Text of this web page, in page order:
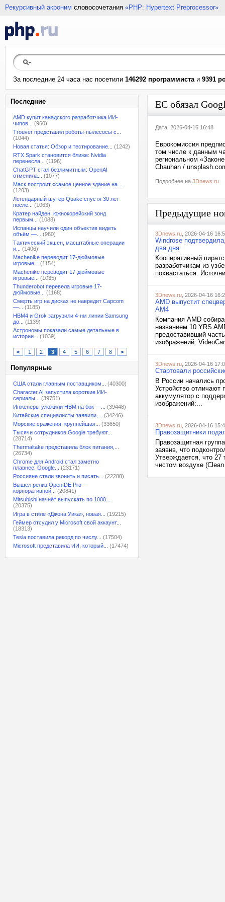
Рекурсивный акроним словосочетания «PHP: Hypertext Preprocessor»
За последние 24 часа нас посетили 146292 программистаи 9391
Последние
AMD купит канадского разработчика ИИ-
чипов...
(960)
Trouver представил роботы-пылесосы с...
(1044)
Новая статья: Обзор и тестирование...
(1242)
RTX Spark становится ближе: Nvidia
перенесла...
(1196)
ChatGPT стал безлимитным: OpenAI
отменила...
(1077)
Маск построит «самое ценное здание на...
(1203)
Легендарный шутер Quake спустя 30 лет
после...
(1063)
Кратер найден: южнокорейский зонд
первым...
(1088)
Испанцы научили один объектив видеть
объём —...
(980)
Тактический экшен, масштабные операции
и...
(1406)
Machenike переводит 17-дюймовые
игровые...
(1154)
Machenike переводит 17-дюймовые
игровые...
(1035)
Thunderobot перевела игровые 17-
дюймовые...
(1168)
Смерть игр на дисках не навредит Capcom
—...
(1185)
HBM4 и Grok загрузили 4-нм линии Samsung
до...
(1139)
Астрономы показали самые детальные в
истории...
(1039)
< 1 2 3 4 5 6 7 8 >
Популярные
США стали главным поставщиком...
(40300)
Character.AI запустила короткие ИИ-
сериалы...
(39751)
Инженеры уложили HBM на бок —...
(39448)
Китайские специалисты заявили,...
(34246)
Морские сражения, крупнейшая...
(33650)
Тысячи сотрудников Google требуют...
(28714)
Thermaltake представила блок питания,...
(26734)
Chrome для Android стал заметно
плавнее: Google...
(23171)
Россияне стали звонить и писать...
(22288)
Вышел релиз OpenIDE Pro —
корпоративной...
(20841)
Mitsubishi начнёт выпускать по 1000...
(20375)
Игра в стиле «Джона Уика», новая...
(19215)
Геймер отсудил у Microsoft свой аккаунт...
(18313)
Tesla поставила рекорд по числу...
(17504)
Microsoft представила ИИ, который...
(17474)
ЕС обязал
Дата: 2026-04-16 16:48
Еврокомиссия
том числе к данным
региональном
Chauhan /
Подробнее на 3Dnews.ru
Предыдущие
3Dnews.ru , 2026-04-16
Windrose
два дня
Кооперативный
разработчикам из
похвастаться.
3Dnews.ru , 2026-04-16
AMD выпустит
AM4
Компания AMD
названием 10 YRS
предоставивший
изображений:
3Dnews.ru , 2026-04-16
Стартовали
В России начались
Устройство отличают
аккумулятор с
изображений:...
3Dnews.ru , 2026-04-16
Правозащитники
Правозащитная
заявив, что
Утверждается, что 27
чистом воздухе